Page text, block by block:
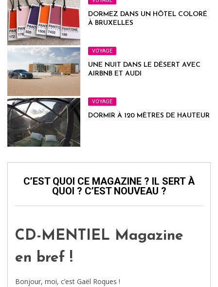
DORMEZ DANS UN HÔTEL COLORÉ
À BRUXELLES
VOYAGE
UNE NUIT DANS LE DÉSERT AVEC
AIRBNB ET AUDI
VOYAGE
DORMIR À 120 MÈTRES DE HAUTEUR
C’EST QUOI CE MAGAZINE ? IL SERT À
QUOI ? C’EST NOUVEAU ?
CD-MENTIEL Magazine
en bref !
Bonjour, moi, c’est Gaël Roques !